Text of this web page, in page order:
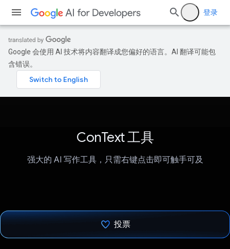
登录
Google 会使用 AI 技术将内容翻译成您偏好的语言。AI 翻译可能包
含错误。
ConText 工具
强大的 AI 写作工具，只需右键点击即可触手可及
投票